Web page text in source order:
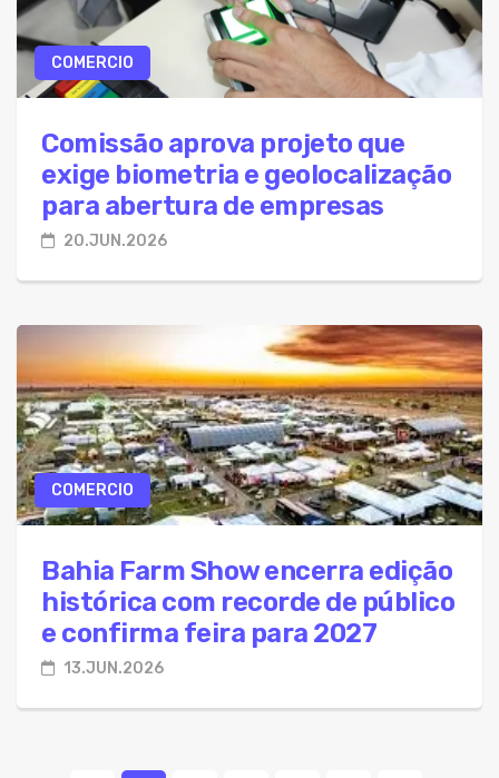
COMERCIO
Comissão aprova projeto que
exige biometria e geolocalização
para abertura de empresas
20.JUN.2026
COMERCIO
Bahia Farm Show encerra edição
histórica com recorde de público
e confirma feira para 2027
13.JUN.2026